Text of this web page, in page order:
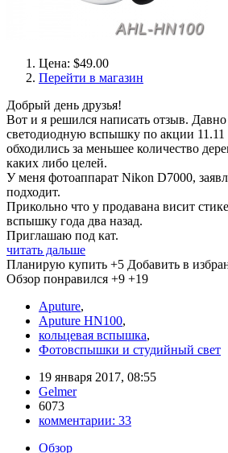
Цена: $49.00
Перейти в магазин
Добрый день друзья!
Вот и я решился написать отзыв.
светодиодную вспышку по акции 11.11
обходились за меньшее количество
каких либо целей.
У меня фотоаппарат Nikon D7000,
подходит.
Прикольно что у продавана висит
вспышку года два назад.
Приглашаю под кат.
читать дальше
Планирую купить +5 Добавить в
Обзор понравился +9 +19
Aputure,
Aputure HN100,
кольцевая вспышка,
Фотовспышки и студийный свет
19 января 2017, 08:55
Gelmer
6073
комментарии: 33
Обзор